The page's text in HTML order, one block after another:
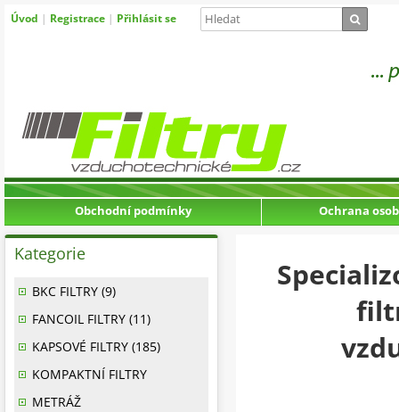
Úvod | Registrace | Přihlásit se
Obchodní podmínky Ochrana
Kategorie
BKC FILTRY (9)
FANCOIL FILTRY (11)
KAPSOVÉ FILTRY (185)
KOMPAKTNÍ FILTRY
METRÁŽ